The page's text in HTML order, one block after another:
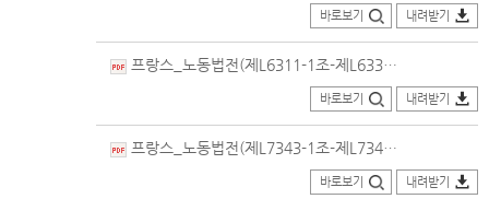
바로보기 내려받기
프랑스_노동법전(제L6311-1조-제L6331-69조)_번역본(2024.04.01.개정).pdf
바로보기 내려받기
프랑스_노동법전(제L7343-1조-제L7343-59조)_번역본(2022.04.06.개정)_의회법률정보포털.PDF
바로보기 내려받기